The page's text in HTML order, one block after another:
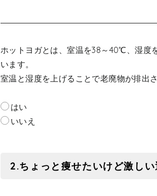
ホットヨガとは、室温を38～40℃、湿度
います。
室温と湿度を上げることで老廃物が排出
はい
いいえ
2.ちょっと痩せたいけど激し